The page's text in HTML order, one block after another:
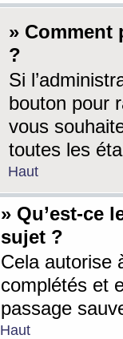
» Comment
?
Si
bouton pour
vous
toutes les
Haut
» Qu’est-ce
sujet ?
Cela autorise
complétés et
passage
Haut